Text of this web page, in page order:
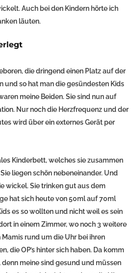
Auch bei den Kindern hörte ich
läuten.
die dringend einen Platz auf der
und so hat man die gesündesten Kids
meine Beiden. Sie sind nun auf
Nur noch die Herzfrequenz und der
wird über ein externes Gerät per
Kinderbett, welches sie zusammen
liegen schön nebeneinander. Und
wickel. Sie trinken gut aus dem
hat sich heute von 50ml auf 70ml
es so wollten und nicht weil es sein
in einem Zimmer, wo noch 3 weitere
rund um die Uhr bei ihren
die OP’s hinter sich haben. Da komm
meine sind gesund und müssen